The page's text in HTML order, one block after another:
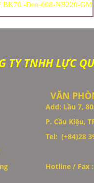
BK70 -Đen-008-NB220-GM
TY TNHH LỰC
VĂN
Add: Lầu 7,
P. Cầu Kiệu,
Tel: (+84)28
Hotline / Fax :